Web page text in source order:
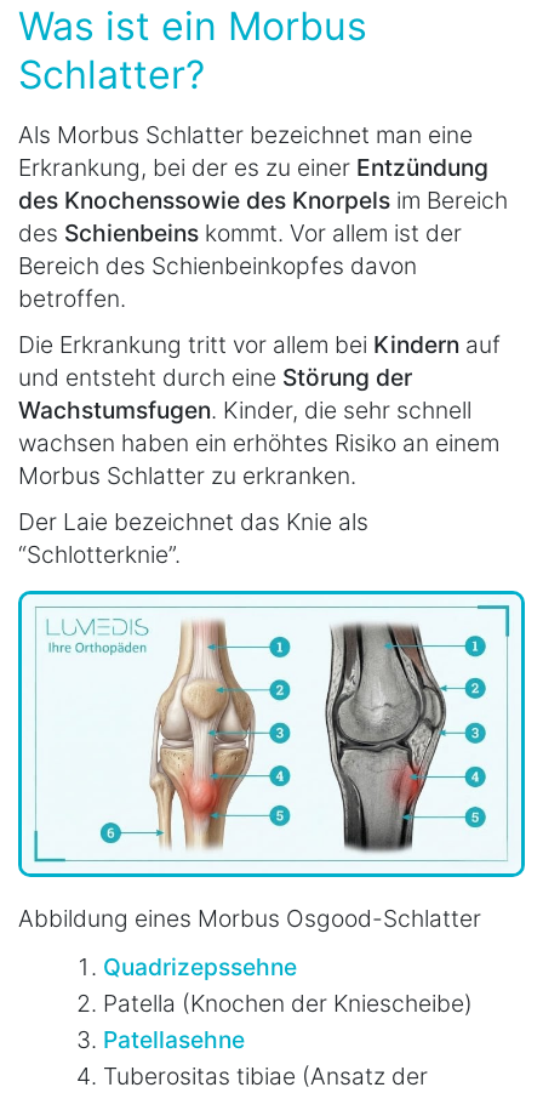
Was ist ein Morbus
Schlatter?
Als Morbus Schlatter bezeichnet man eine
Erkrankung, bei der es zu einer Entzündung
des Knochenssowie des Knorpels im Bereich
des Schienbeins kommt. Vor allem ist der
Bereich des Schienbeinkopfes davon
betroffen.
Die Erkrankung tritt vor allem bei Kindern auf
und entsteht durch eine Störung der
Wachstumsfugen. Kinder, die sehr schnell
wachsen haben ein erhöhtes Risiko an einem
Morbus Schlatter zu erkranken.
Der Laie bezeichnet das Knie als
“Schlotterknie”.
Abbildung eines Morbus Osgood-Schlatter
Quadrizepssehne
Patella (Knochen der Kniescheibe)
Patellasehne
Tuberositas tibiae (Ansatz der